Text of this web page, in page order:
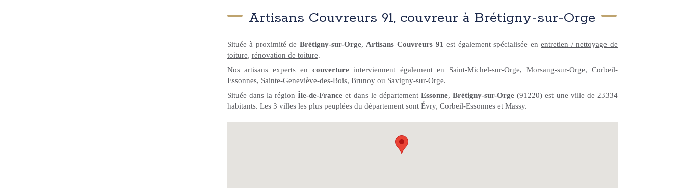
Artisans Couvreurs 91, couvreur à Brétigny-sur-Orge
Située à proximité de Brétigny-sur-Orge, Artisans Couvreurs 91 est également spécialisée enentretien / nettoyage de
toiture, rénovation de toiture.
Nos artisans experts en couvertureinterviennent également en Saint-Michel-sur-Orge,Morsang-sur-Orge, Corbeil-
Essonnes, Sainte-Geneviève-des-Bois, Brunoyou Savigny-sur-Orge.
Située dans la régionÎle-de-France et dans le département Essonne,Brétigny-sur-Orge (91220) est une ville de 23334
habitants. Les 3 villes les plus peuplées du département sont Évry, Corbeil-Essonnes et Massy.